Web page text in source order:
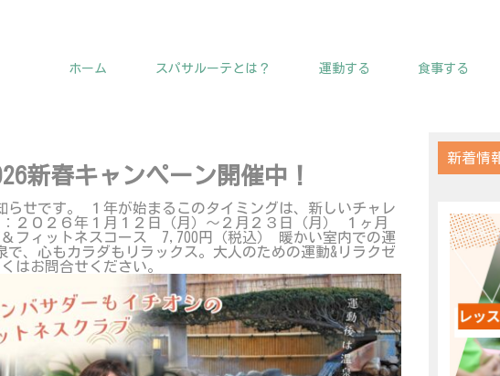
ホーム スパサルーテとは？ 運動する 食事する
新春キャンペーン開催中！
らせです。 １年が始まるこのタイミングは、新しいチャレ
２０２６年１月１２日（月）～２月２３日（月） １ヶ月
フィットネスコース 7,700円（税込） 暖かい室内での運
で、心もカラダもリラックス。大人のための運動&リラクゼ
はお問合せください。
新着情